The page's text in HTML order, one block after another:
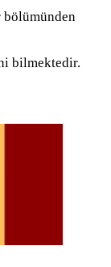
bilmektedir.